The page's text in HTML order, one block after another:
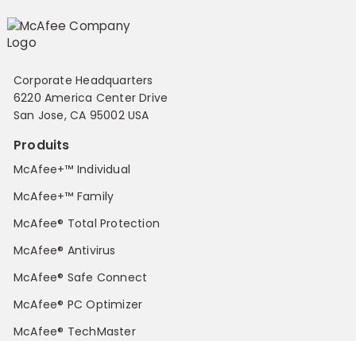
Corporate Headquarters
6220 America Center Drive
San Jose, CA 95002 USA
Produits
McAfee+™ Individual
McAfee+™ Family
McAfee® Total Protection
McAfee® Antivirus
McAfee® Safe Connect
McAfee® PC Optimizer
McAfee® TechMaster